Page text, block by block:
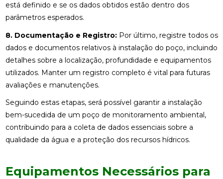
está definido e se os dados obtidos estão dentro dos
parâmetros esperados.
8. Documentação e Registro:Por último, registre todos os
dados e documentos relativos à instalação do poço, incluindo
detalhes sobre a localização, profundidade e equipamentos
utilizados. Manter um registro completo é vital para futuras
avaliações e manutenções.
Seguindo estas etapas, será possível garantir a instalação
bem-sucedida de um poço de monitoramento ambiental,
contribuindo para a coleta de dados essenciais sobre a
qualidade da água e a proteção dos recursos hídricos.
Equipamentos Necessários para